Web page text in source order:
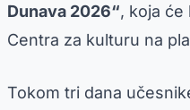
Dunava 2026“, koja će
Centra za kulturu na
Tokom tri dana